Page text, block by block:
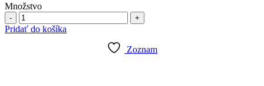
Množstvo
Počet
Pridať do košíka
Zoznam